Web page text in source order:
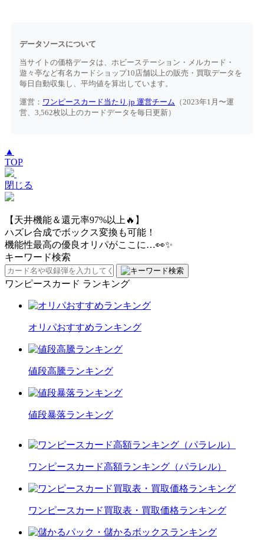
データソースについて
当サイトの価格データは、ホビーステーション・メルカード・
遊々亭など有名カードショップ10店舗以上の販売・買取データを
毎日自動収集し、平均値を算出しています。
運営： ワンピースカード当たり.jp 運営チーム （2023年1月〜運
営、3,562枚以上のカードデータを毎日更新）
▲
TOP
閉じる
【天井機能＆還元率97%以上🔥】
ハズレ合成でボックス変換も可能！
機能性最高の優良オリパがここに…👀✨
キーワード検索
ワンピースカード ランキング
オリパおすすめランキング
値段高騰ランキング
値段暴落ランキング
ワンピースカード高額ランキング（パラレル）
ワンピースカード買取表・買取価格ランキング